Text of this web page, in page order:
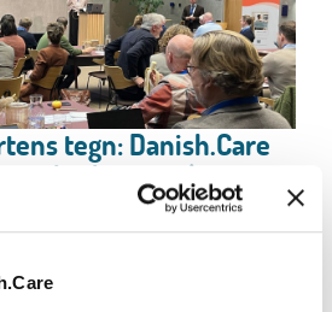
tegn: Danish.Care
om eksporten
satte fokus på eksport.